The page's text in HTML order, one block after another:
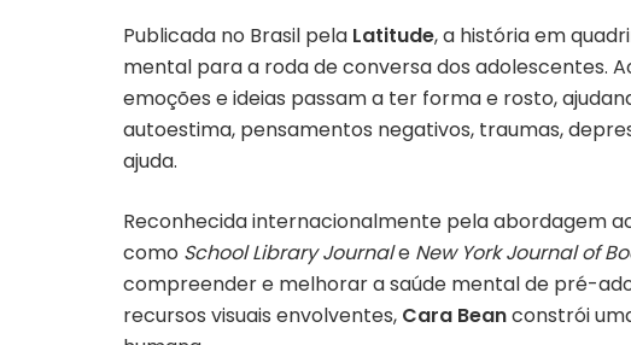
Publicada no Brasil pela Latitude, a história em
mental para a roda de conversa dos adolescentes.
emoções e ideias passam a ter forma e rosto,
autoestima, pensamentos negativos, traumas,
ajuda.
Reconhecida internacionalmente pela abordagem
como School Library Journale New York Journal of
compreender e melhorar a saúde mental de pré-
recursos visuais envolventes, Cara Beanconstrói